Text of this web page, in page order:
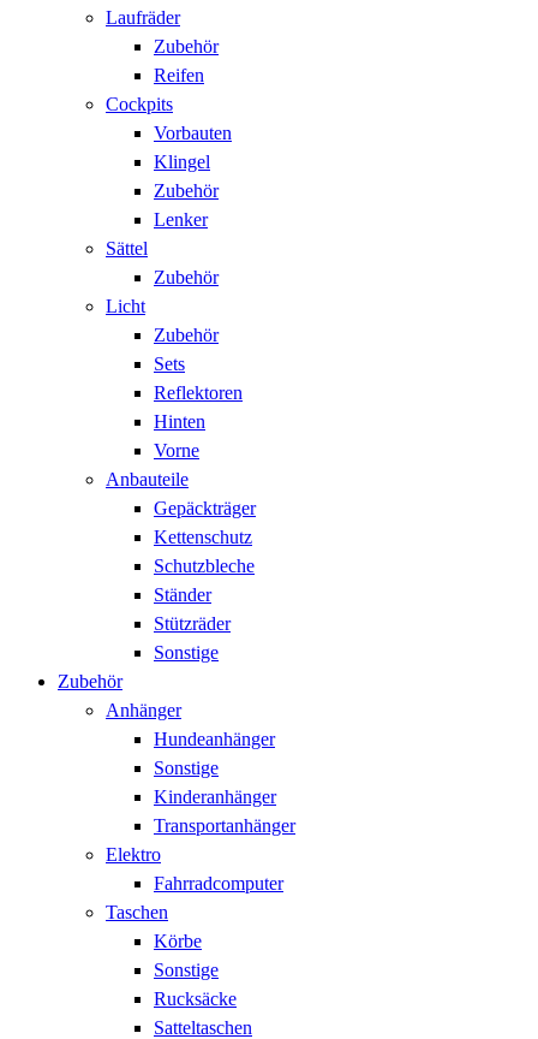
Laufräder
Zubehör
Reifen
Cockpits
Vorbauten
Klingel
Zubehör
Lenker
Sättel
Zubehör
Licht
Zubehör
Sets
Reflektoren
Hinten
Vorne
Anbauteile
Gepäckträger
Kettenschutz
Schutzbleche
Ständer
Stützräder
Sonstige
Zubehör
Anhänger
Hundeanhänger
Sonstige
Kinderanhänger
Transportanhänger
Elektro
Fahrradcomputer
Taschen
Körbe
Sonstige
Rucksäcke
Satteltaschen